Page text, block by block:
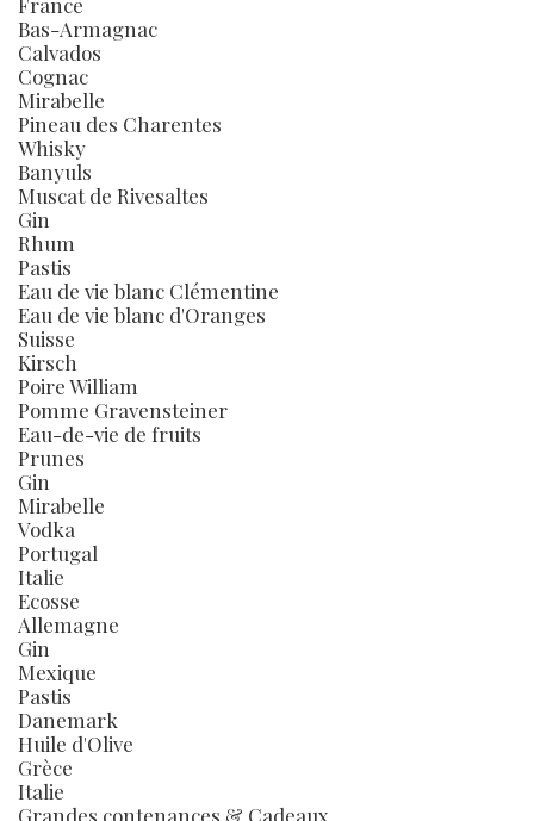
Bas-Armagnac
Calvados
Cognac
Mirabelle
Pineau des Charentes
Whisky
Banyuls
Muscat de Rivesaltes
Gin
Rhum
Pastis
Eau de vie blanc Clémentine
Eau de vie blanc d'Oranges
Suisse
Kirsch
Poire William
Pomme Gravensteiner
Eau-de-vie de fruits
Prunes
Gin
Mirabelle
Vodka
Portugal
Italie
Ecosse
Allemagne
Gin
Mexique
Pastis
Danemark
Huile d'Olive
Grèce
Italie
Grandes contenances & Cadeaux